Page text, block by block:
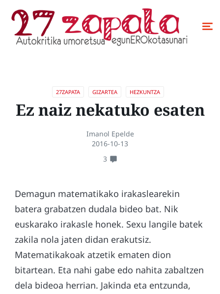
27ZAPATA GIZARTEA HEZKUNTZA
Ez naiz nekatuko esaten
Imanol Epelde
2016-10-13
3
Demagun matematikako irakaslearekin
batera grabatzen dudala bideo bat. Nik
euskarako irakasle honek. Sexu langile batek
zakila nola jaten didan erakutsiz.
Matematikakoak atzetik ematen dion
bitartean. Eta nahi gabe edo nahita zabaltzen
dela bideoa herrian. Jakinda eta entzunda,